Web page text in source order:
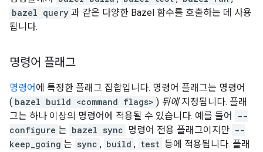
bazel query 과 같은 다양한 Bazel 함수를 호출하는 데 사용
됩니다.
명령어 플래그
명령어 에 특정한 플래그 집합입니다. 명령어 플래그는 명령어
( bazel build <command flags> ) 뒤에지정됩니다. 플래
그는 하나 이상의 명령어에 적용될 수 있습니다. 예를 들어
--
configure 는 bazel sync 명령어 전용 플래그이지만 --
keep_going 는 sync , build , test 등에 적용됩니다. 플래